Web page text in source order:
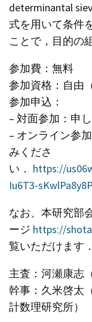
determinantal
式を用いて条件
ことで，目的の
参加費：無料
参加資格：自由
参加申込：
– 対面参加：申
– オンライン参
みくださ
い． https://
Iu6T3-
なお、本研究部
ージ https://
覧いただけます．
主査：河瀬康志
幹事：久米啓太
計数理研究所）